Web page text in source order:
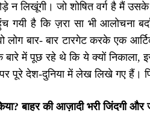
न लिखूंगी। जो शोषित वर्ग है मैं
है कि ज़रा सा भी आलोचना
लोग बार- बार टारगेट करके एक
में पूछ रहे थे कि ये क्यों निकाला,
पूरे देश-दुनिया में लेख लिखे गए हैं।
? बाहर की आज़ादी भरी जिंदगी